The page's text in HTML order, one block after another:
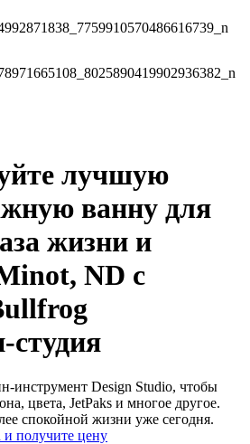
лучшую
ванну для
жизни и
ND с
студия
инструмент Design Studio, чтобы
цвета, JetPaks и многое другое.
спокойной жизни уже сегодня.
получите цену